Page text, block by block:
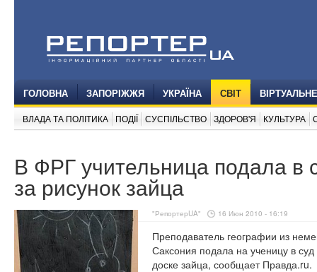
ГОЛОВНА ЗАПОРІЖЖЯ УКРАЇНА СВІТ
ВЛАДА ТА ПОЛІТИКА ПОДІЇ СУСПІЛЬСТВО ЗДОРОВ'Я КУЛЬТУРА
В ФРГ учительница подала в
за рисунок зайца
"РепортерUA" 16 Июн 2010 - 16:19
Преподаватель географии из
Саксония подала на ученицу в
доске зайца, сообщает Правда.ru.